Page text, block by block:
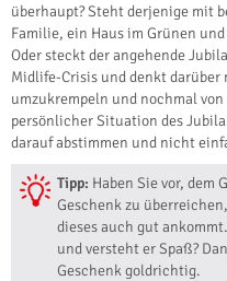
überhaupt? Steht derjenige mit
Familie, ein Haus im Grünen
Oder steckt der angehende
Midlife-Crisis und denkt darüber
umzukrempeln und nochmal
persönlicher Situation des
darauf abstimmen und nicht
Tipp: Haben Sie vor, dem
Geschenk zu
dieses auch gut
und versteht er Spaß?
Geschenk goldrichtig.